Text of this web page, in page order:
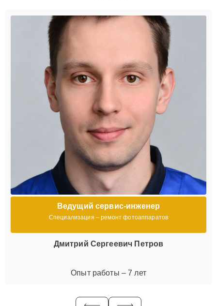
Ведущий сервис-инженер
Специализация – ремонт фотоаппаратов
Дмитрий Сергеевич Петров
Опыт работы – 7 лет